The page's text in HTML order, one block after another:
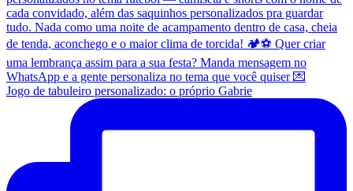
Jogo de tabuleiro personalizado: o próprio Gabrie